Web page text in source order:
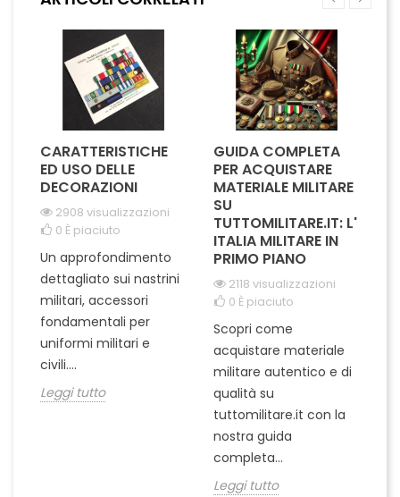
indossato con orgoglio su...
CARATTERISTICHE
ED USO DELLE
DECORAZIONI
2908 visualizzazioni
0 È piaciuto
Un approfondimento
dettagliato sui nastrini
militari, accessori
fondamentali per
uniformi militari e
civili....
Leggi tutto
GUIDA COMPLETA
PER ACQUISTARE
MATERIALE MILITARE
SU
TUTTOMILITARE.IT: L'
ITALIA MILITARE IN
PRIMO PIANO
2118 visualizzazioni
0 È piaciuto
Scopri come
acquistare materiale
militare autentico e di
qualità su
tuttomilitare.it con la
nostra guida
completa...
Leggi tutto